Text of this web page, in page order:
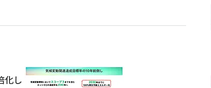
化し